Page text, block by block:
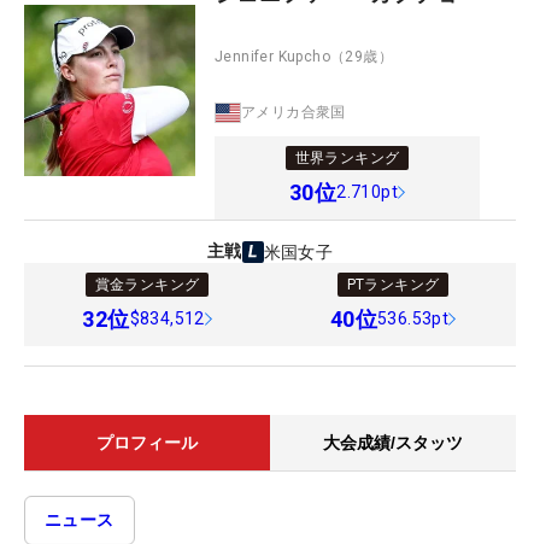
Jennifer Kupcho （29歳）
アメリカ合衆国
世界ランキング
30位2.710pt
主戦 米国女子
賞金ランキング
32位$834,512
PTランキング
40位536.53pt
プロフィール 大会成績/スタッツ
ニュース